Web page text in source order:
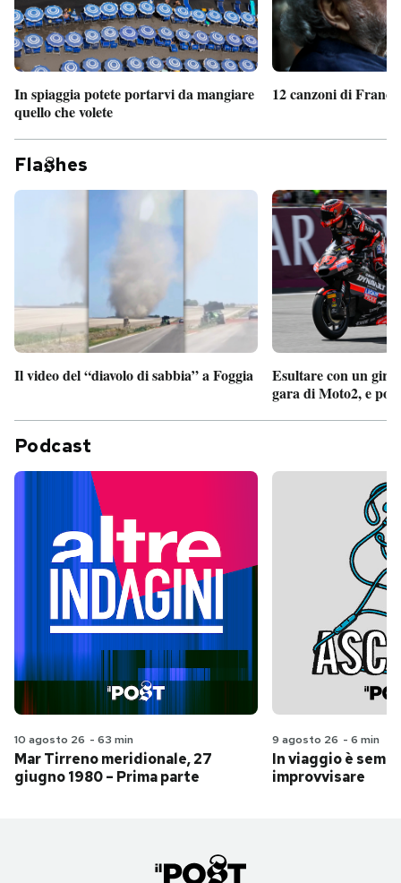
In spiaggia potete portarvi da mangiare
quello che volete
12 canzoni di
Fla hes
Il video del “diavolo di sabbia” a Foggia
Esultare con un
gara di Moto2, e poi
Podcast
10 agosto 26 - 63 min
Mar Tirreno meridionale, 27
giugno 1980 – Prima parte
9 agosto 26 - 6 min
In viaggio è
improvvisare